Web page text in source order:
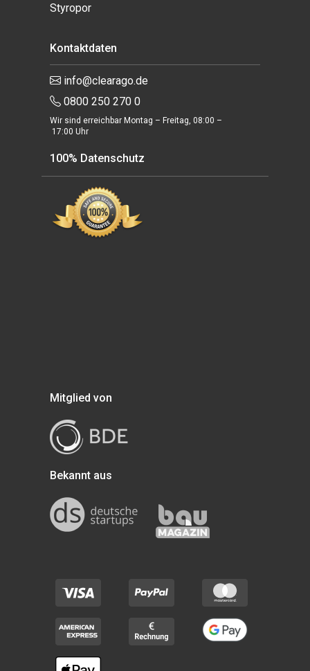
Styropor
Kontaktdaten
info@clearago.de
0800 250 270 0
Wir sind erreichbar Montag – Freitag, 08:00 –
17:00 Uhr
100% Datenschutz
Mitglied von
Bekannt aus